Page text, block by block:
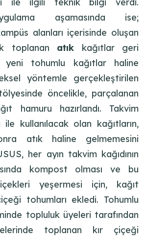
aşamasında ise;
alanları içerisinde oluşan
toplanan atık kağıtlar geri
yeni tohumlu kağıtlar haline
yöntemle gerçekleştirilen
öncelikle, parçalanan
hamuru hazırlandı. Takvim
kullanılacak olan kağıtların,
atık haline gelmemesini
her ayın takvim kağıdının
kompost olması ve bu
yeşermesi için, kağıt
tohumları ekledi. Tohumlu
topluluk üyeleri tarafından
toplanan kır çiçeği